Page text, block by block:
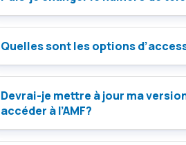
Quelles sont les options
Devrai-je mettre à jour ma
accéder à l’AMF?